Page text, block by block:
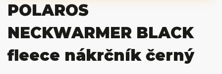
POLAROS
NECKWARMER BLACK
fleece nákrčník černý